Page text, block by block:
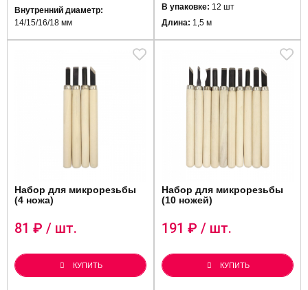
Внутренний диаметр:
14/15/16/18 мм
В упаковке: 12 шт
Длина: 1,5 м
Набор для микрорезьбы
(4 ножа)
81 ₽ / шт.
КУПИТЬ
Набор для микрорезьбы
(10 ножей)
191 ₽ / шт.
КУПИТЬ